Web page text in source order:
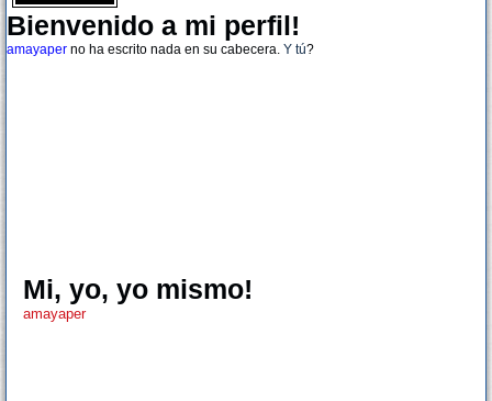
Bienvenido a mi perfil!
amayaper no ha escrito nada en su cabecera. Y tú?
Mi, yo, yo mismo!
amayaper